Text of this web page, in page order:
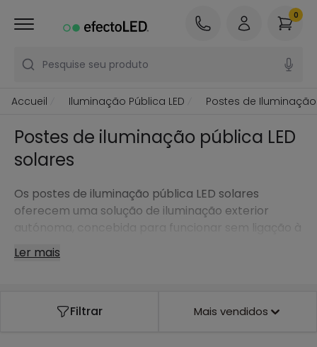
Pesquise seu produto
0
Accueil Iluminação Pública LED Postes de Iluminação
Postes de iluminação pública LED
solares
Os postes de iluminação pública LED solares
oferecem uma solução de iluminação exterior
autónoma, concebida para funcionar sem ligação à
rede elétrica. Graças à energia solar, permitem
iluminar espaços exteriores de forma
uma solução mais flexível e autossuficiente.
Ler mais
Filtrar Mais vendidos